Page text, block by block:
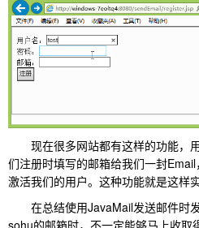
现在很多网站都有这样的功能，
们注册时填写的邮箱给我们一封
激活我们的用户。这种功能就是这样实
在总结使用JavaMail发送邮件时
sohu的邮箱时，不一定能够马上收取